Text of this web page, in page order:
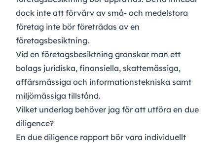
dock inte att förvärv av små- och medelstora
företag inte bör företrädas av en
företagsbesiktning.
Vid en företagsbesiktning granskar man ett
bolags juridiska, finansiella, skattemässiga,
affärsmässiga och informationstekniska samt
miljömässiga tillstånd.
Vilket underlag behöver jag för att utföra en due
diligence?
En due diligence rapport bör vara individuellt